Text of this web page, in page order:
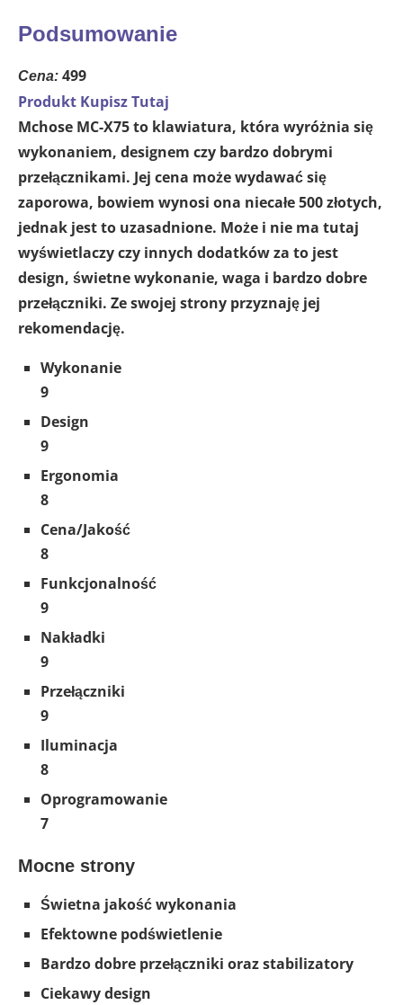
Podsumowanie
Cena: 499
Produkt Kupisz Tutaj
Mchose MC-X75 to klawiatura, która wyróżnia się
wykonaniem, designem czy bardzo dobrymi
przełącznikami. Jej cena może wydawać się
zaporowa, bowiem wynosi ona niecałe 500 złotych,
jednak jest to uzasadnione. Może i nie ma tutaj
wyświetlaczy czy innych dodatków za to jest
design, świetne wykonanie, waga i bardzo dobre
przełączniki. Ze swojej strony przyznaję jej
rekomendację.
Wykonanie
9
Design
9
Ergonomia
8
Cena/Jakość
8
Funkcjonalność
9
Nakładki
9
Przełączniki
9
Iluminacja
8
Oprogramowanie
7
Mocne strony
Świetna jakość wykonania
Efektowne podświetlenie
Bardzo dobre przełączniki oraz stabilizatory
Ciekawy design